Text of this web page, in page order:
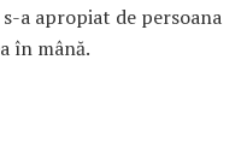
a apropiat de persoana
în mână.